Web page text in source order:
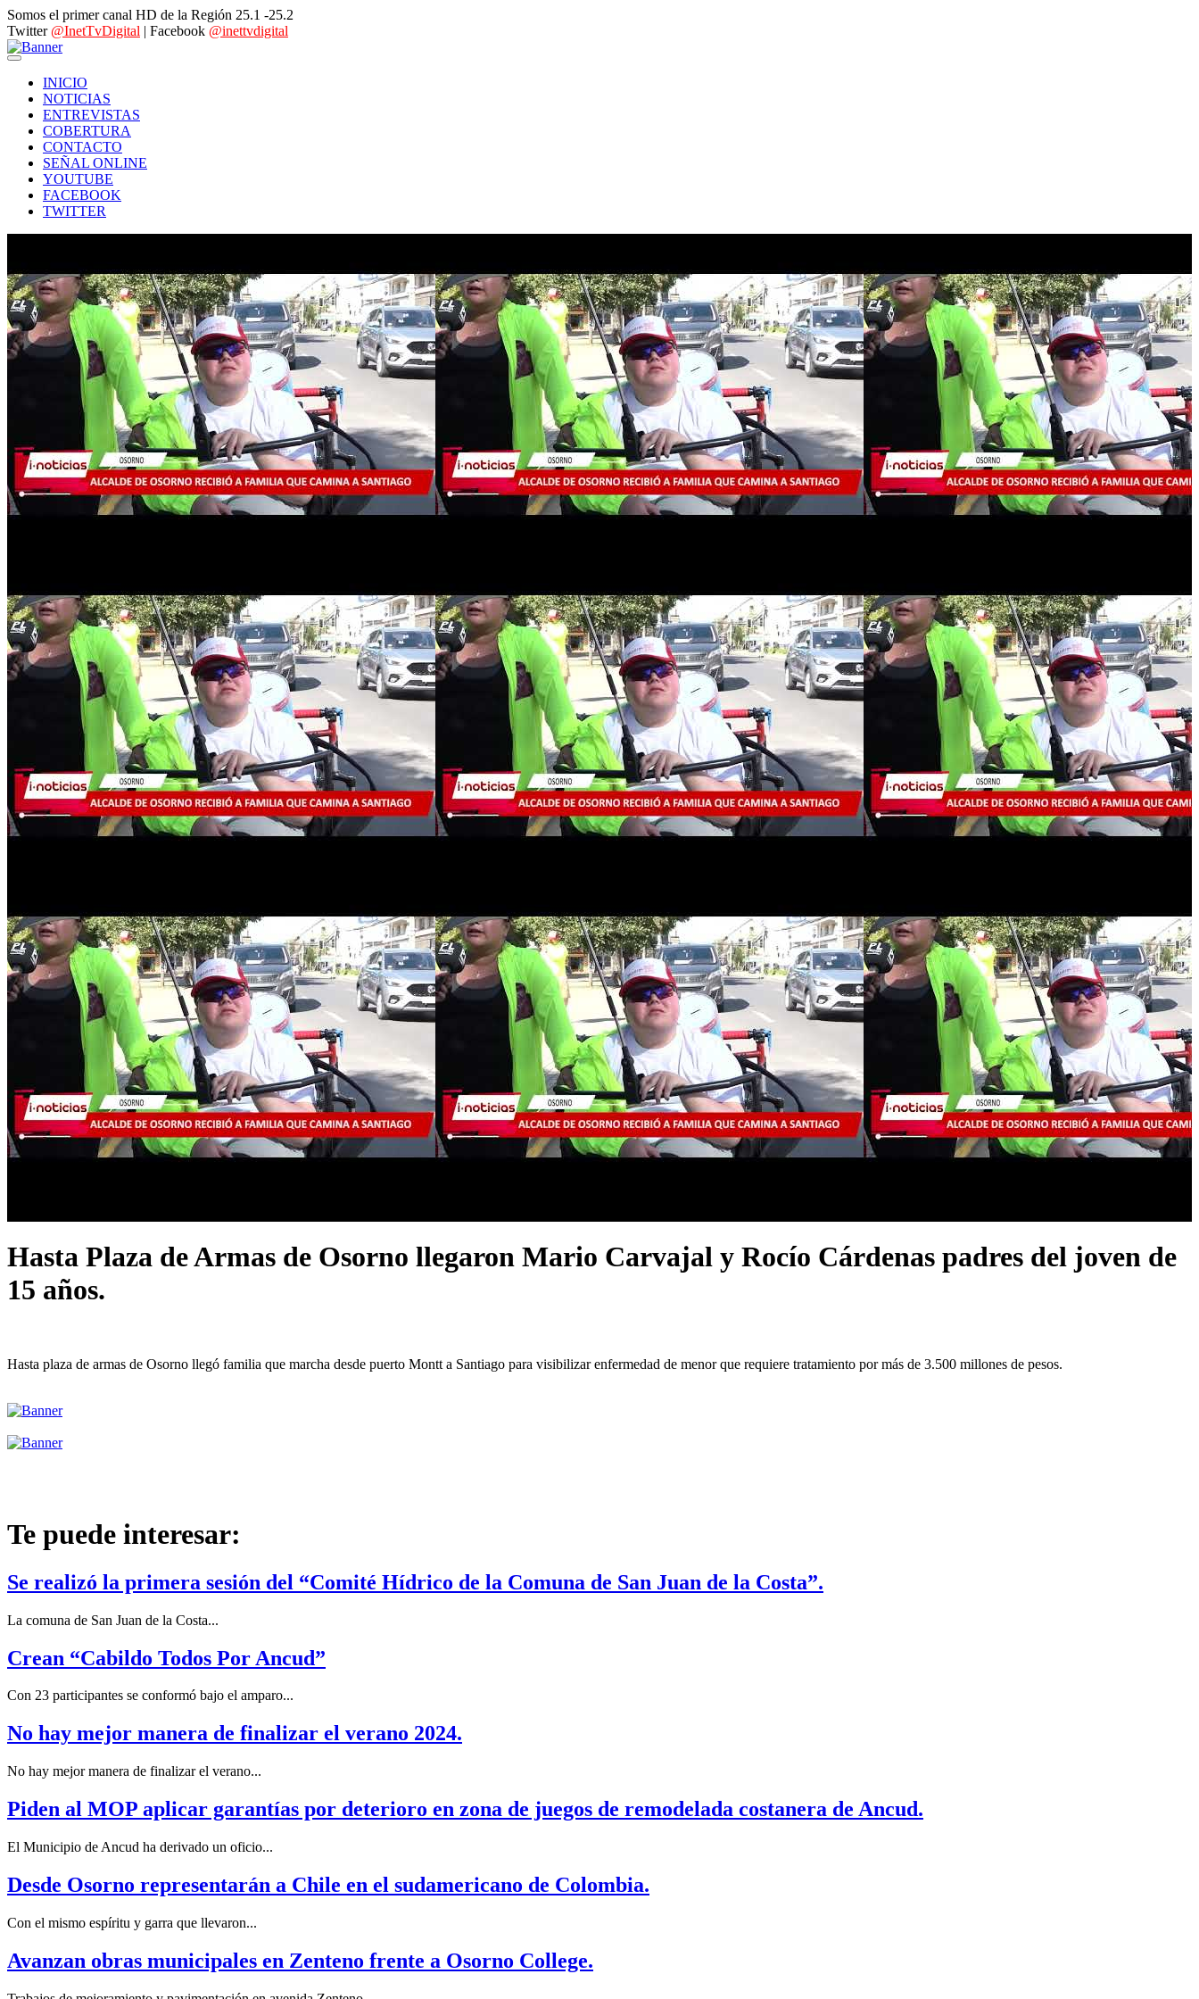
Somos el primer canal HD de la Región 25.1 -25.2
Twitter @InetTvDigital | Facebook @inettvdigital
INICIO
NOTICIAS
ENTREVISTAS
COBERTURA
CONTACTO
SEÑAL ONLINE
YOUTUBE
FACEBOOK
TWITTER
Hasta Plaza de Armas de Osorno llegaron Mario Carvajal y Rocío Cárdenas padres del joven de
15 años.
Hasta plaza de armas de Osorno llegó familia que marcha desde puerto Montt a Santiago para visibilizar enfermedad de menor que requiere tratamiento por más de 3.500 millones de pesos.
Te puede interesar:
Se realizó la primera sesión del “Comité Hídrico de la Comuna de San Juan de la Costa”.
La comuna de San Juan de la Costa...
Crean “Cabildo Todos Por Ancud”
Con 23 participantes se conformó bajo el amparo...
No hay mejor manera de finalizar el verano 2024.
No hay mejor manera de finalizar el verano...
Piden al MOP aplicar garantías por deterioro en zona de juegos de remodelada costanera de Ancud.
El Municipio de Ancud ha derivado un oficio...
Desde Osorno representarán a Chile en el sudamericano de Colombia.
Con el mismo espíritu y garra que llevaron...
Avanzan obras municipales en Zenteno frente a Osorno College.